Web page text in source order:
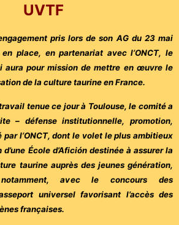
UVTF
pris lors de son AG du 23 mai
en place, en partenariat avec l’ONCT, le
aura pour mission de mettre en œuvre le
de la culture taurine en France.
tenue ce jour à Toulouse, le comité a
– défense institutionnelle, promotion,
par l’ONCT, dont le volet le plus ambitieux
École d’Afición destinée à assurer la
taurine auprès des jeunes génération,
avec le concours des
universel favorisant l’accès des
françaises.